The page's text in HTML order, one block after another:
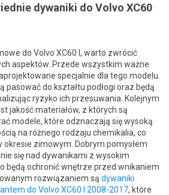
dywaniki do Volvo XC60
do Volvo XC60 I, warto zwrócić
aspektów. Przede wszystkim ważne
specjalnie dla tego modelu.
pasować do kształtu podłogi oraz będą
ryzyko ich przesuwania. Kolejnym
jakość materiałów, z których są
modele, które odznaczają się wysoką
na różnego rodzaju chemikalia, co
okresie zimowym. Dobrym pomysłem
się nad dywanikami z wysokim
będą ochronić wnętrze przed wnikaniem
rozwiązaniem są dywaniki
do Volvo XC60 I 2008-2017, które